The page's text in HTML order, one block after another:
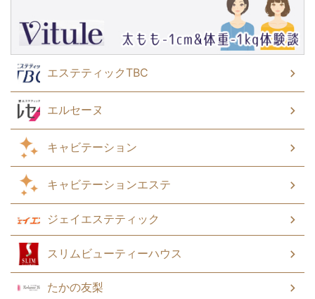
エステティックTBC
エルセーヌ
キャビテーション
キャビテーションエステ
ジェイエステティック
スリムビューティーハウス
たかの友梨